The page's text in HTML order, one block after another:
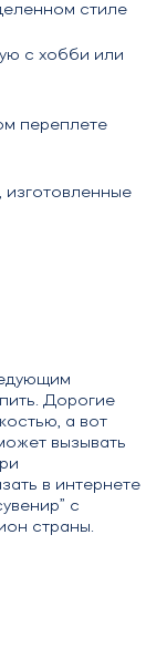
стиле
с хобби или
переплете
Дорогие
а вот
вызывать
в интернете
с
страны.